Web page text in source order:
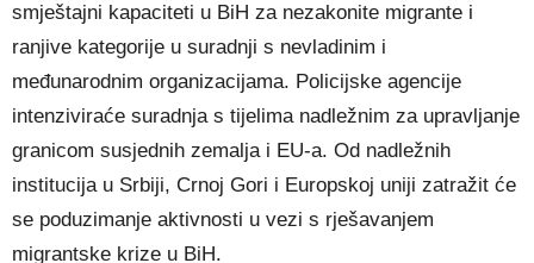
smještajni kapaciteti u BiH za nezakonite migrante i
ranjive kategorije u suradnji s nevladinim i
međunarodnim organizacijama. Policijske agencije
intenziviraće suradnja s tijelima nadležnim za upravljanje
granicom susjednih zemalja i EU-a. Od nadležnih
institucija u Srbiji, Crnoj Gori i Europskoj uniji zatražit će
se poduzimanje aktivnosti u vezi s rješavanjem
migrantske krize u BiH.